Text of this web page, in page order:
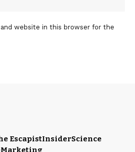
and website in this browser for the
EscapistInsiderScience
Marketing